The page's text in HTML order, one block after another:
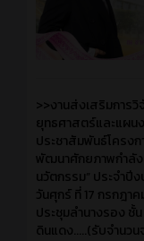
>>งานส่งเสริมการ
ยุทธศาสตร์และแผน
ประชาสัมพันธ์โครง
พัฒนาศักยภาพกำลัง
นวัตกรรม” ประจำปี
วันศุกร์ ที่ 17 กรกฎา
ประชุมลำนางรอง ชั้
ดินแดง.....(รับจำนวน